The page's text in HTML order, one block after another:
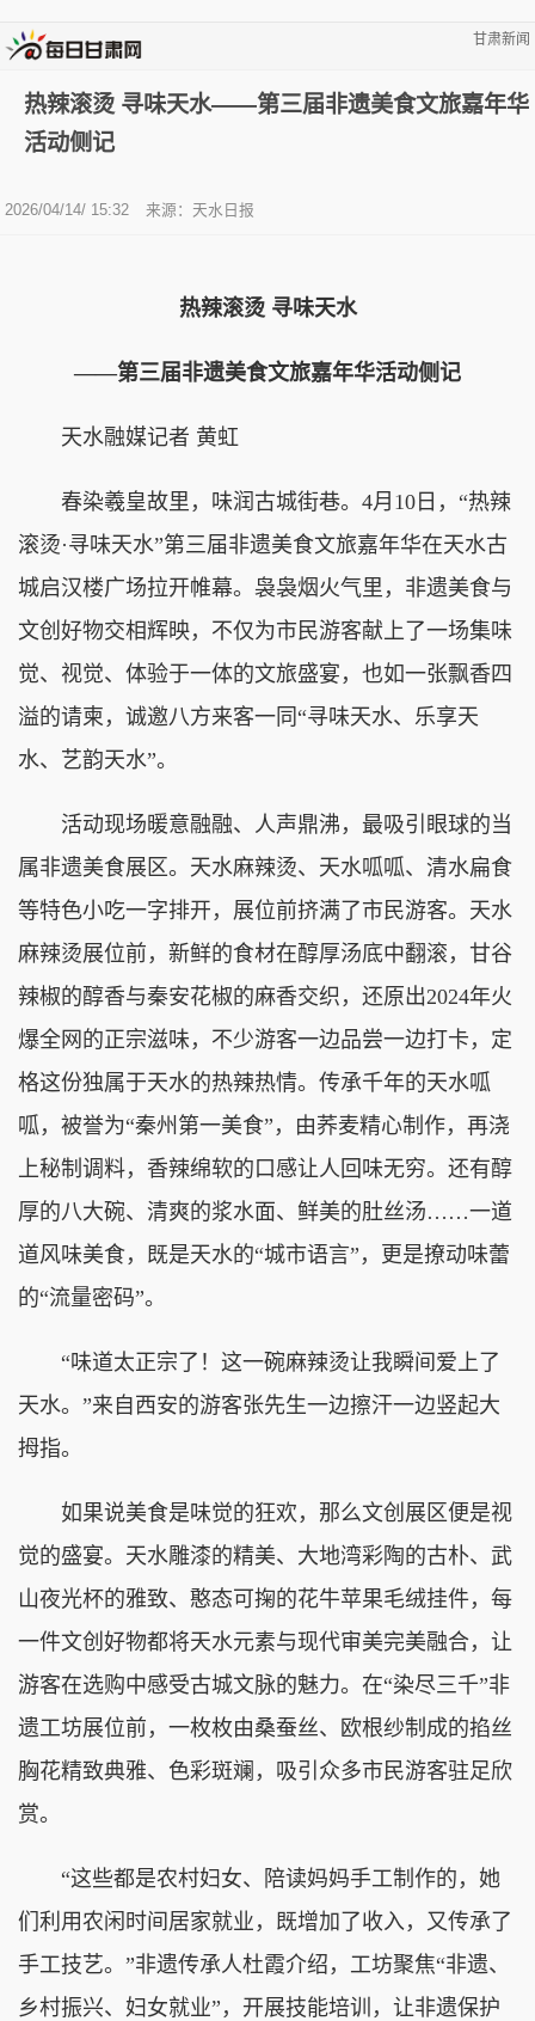
甘肃新闻
热辣滚烫 寻味天水——第三届非遗美食文旅嘉年华
活动侧记
2026/04/14/ 15:32 来源：天水日报
热辣滚烫 寻味天水
——第三届非遗美食文旅嘉年华活动侧记
天水融媒记者 黄虹
春染羲皇故里，味润古城街巷。4月10日，“热辣
滚烫·寻味天水”第三届非遗美食文旅嘉年华在天水古
城启汉楼广场拉开帷幕。袅袅烟火气里，非遗美食与
文创好物交相辉映，不仅为市民游客献上了一场集味
觉、视觉、体验于一体的文旅盛宴，也如一张飘香四
溢的请柬，诚邀八方来客一同“寻味天水、乐享天
水、艺韵天水”。
活动现场暖意融融、人声鼎沸，最吸引眼球的当
属非遗美食展区。天水麻辣烫、天水呱呱、清水扁食
等特色小吃一字排开，展位前挤满了市民游客。天水
麻辣烫展位前，新鲜的食材在醇厚汤底中翻滚，甘谷
辣椒的醇香与秦安花椒的麻香交织，还原出2024年火
爆全网的正宗滋味，不少游客一边品尝一边打卡，定
格这份独属于天水的热辣热情。传承千年的天水呱
呱，被誉为“秦州第一美食”，由荞麦精心制作，再浇
上秘制调料，香辣绵软的口感让人回味无穷。还有醇
厚的八大碗、清爽的浆水面、鲜美的肚丝汤……一道
道风味美食，既是天水的“城市语言”，更是撩动味蕾
的“流量密码”。
“味道太正宗了！这一碗麻辣烫让我瞬间爱上了
天水。”来自西安的游客张先生一边擦汗一边竖起大
拇指。
如果说美食是味觉的狂欢，那么文创展区便是视
觉的盛宴。天水雕漆的精美、大地湾彩陶的古朴、武
山夜光杯的雅致、憨态可掬的花牛苹果毛绒挂件，每
一件文创好物都将天水元素与现代审美完美融合，让
游客在选购中感受古城文脉的魅力。在“染尽三千”非
遗工坊展位前，一枚枚由桑蚕丝、欧根纱制成的掐丝
胸花精致典雅、色彩斑斓，吸引众多市民游客驻足欣
赏。
“这些都是农村妇女、陪读妈妈手工制作的，她
们利用农闲时间居家就业，既增加了收入，又传承了
手工技艺。”非遗传承人杜霞介绍，工坊聚焦“非遗、
乡村振兴、妇女就业”，开展技能培训，让非遗保护